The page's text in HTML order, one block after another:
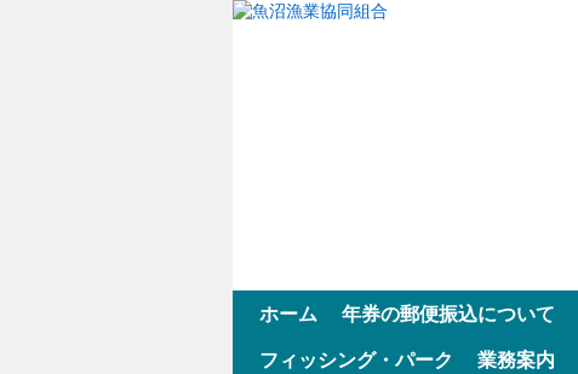
ホーム 年券の郵便振込について
フィッシング・パーク
業務案内